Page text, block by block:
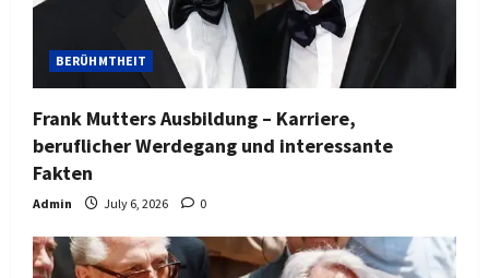
BERÜHMTHEIT
Frank Mutters Ausbildung – Karriere,
beruflicher Werdegang und interessante
Fakten
Admin July 6, 2026 0